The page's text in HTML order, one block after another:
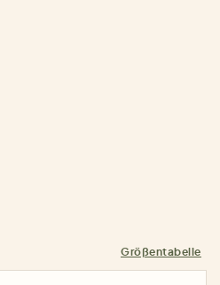
Größentabelle